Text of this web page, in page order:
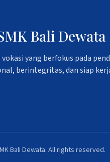
Bali Dewata
yang berfokus pada
berintegritas, dan siap
Bali Dewata. All rights reserved.